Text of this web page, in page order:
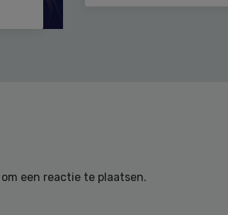
om een reactie te plaatsen.